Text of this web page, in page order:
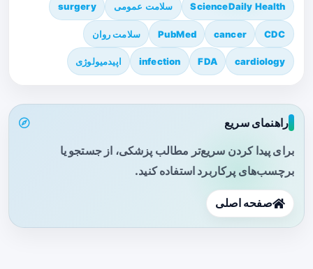
ScienceDaily Health سلامت عمومی surgery
CDC
cancer
PubMed سلامت روان
cardiology
FDA
infection اپیدمیولوژی
راهنمای سریع
برای پیدا کردن سریع‌تر مطالب پزشکی، از جستجو یا
برچسب‌های پرکاربرد استفاده کنید.
صفحه اصلی